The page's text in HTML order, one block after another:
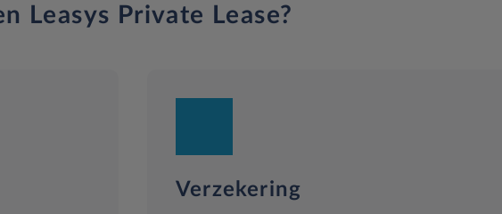
Leasys Private Lease?
Verzekering